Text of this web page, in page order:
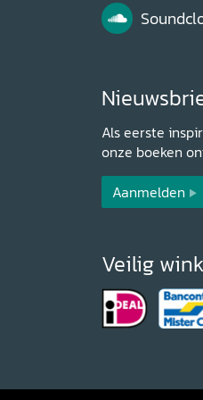
Als eerste
onze boeken
Aanmelden
Veilig